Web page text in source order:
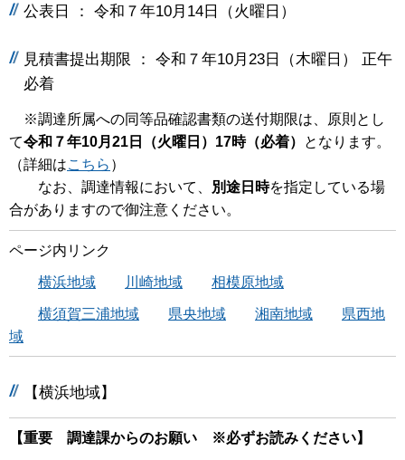
公表日 ： 令和７年10月14日（火曜日）
見積書提出期限 ： 令和７年10月23日（木曜日） 正午
必着
※調達所属への同等品確認書類の送付期限は、原則とし
て令和７年10月21日（火曜日）17時（必着）
となります。
（詳細はこちら ）
なお、調達情報において、
別途日時を指定している場
合がありますので御注意ください。
ページ内リンク
横浜地域 川崎地域 相模原地域
横須賀三浦地域 県央地域 湘南地域
県西地
域
【横浜地域】
【重要 調達課からのお願い ※必ずお読みください】